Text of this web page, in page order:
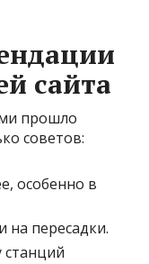
сайта
прошло
советов:
особенно в
на пересадки.
станций